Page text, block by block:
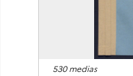
530 medias